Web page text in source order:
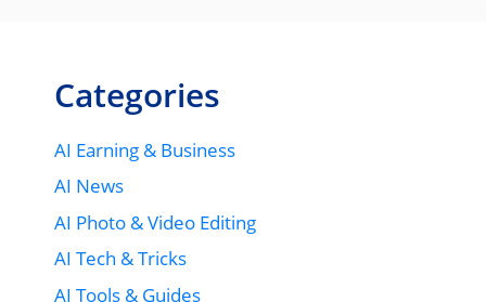
Categories
AI Earning & Business
AI News
AI Photo & Video Editing
AI Tech & Tricks
AI Tools & Guides